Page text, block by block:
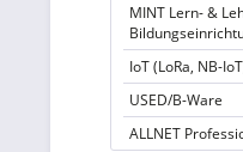
MINT Lern- &
IoT (LoRa, NB-
USED/B-Ware
ALLNET